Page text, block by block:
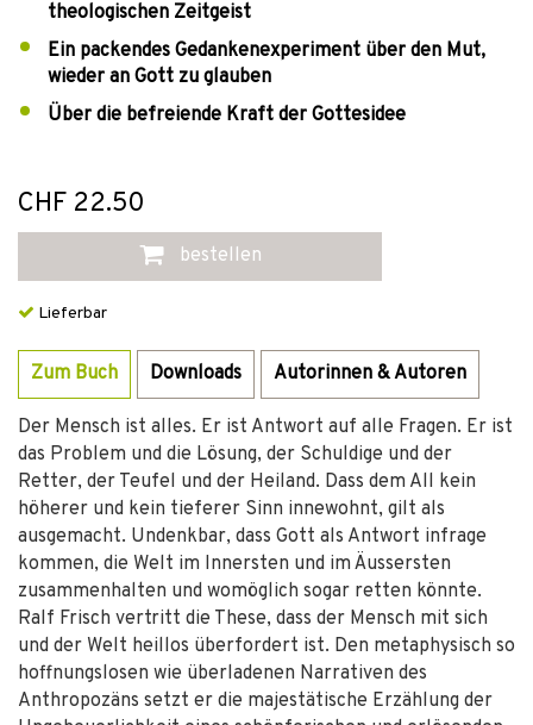
theologischen Zeitgeist
Ein packendes Gedankenexperiment über den Mut,
wieder an Gott zu glauben
Über die befreiende Kraft der Gottesidee
CHF 22.50
bestellen
Lieferbar
Zum Buch Downloads Autorinnen & Autoren
Der Mensch ist alles. Er ist Antwort auf alle Fragen. Er ist
das Problem und die Lösung, der Schuldige und der
Retter, der Teufel und der Heiland. Dass dem All kein
höherer und kein tieferer Sinn innewohnt, gilt als
ausgemacht. Undenkbar, dass Gott als Antwort infrage
kommen, die Welt im Innersten und im Äussersten
zusammenhalten und womöglich sogar retten könnte.
Ralf Frisch vertritt die These, dass der Mensch mit sich
und der Welt heillos überfordert ist. Den metaphysisch so
hoffnungslosen wie überladenen Narrativen des
Anthropozäns setzt er die majestätische Erzählung der